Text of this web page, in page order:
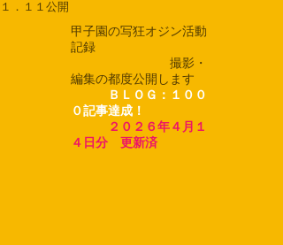
１．１１公開
甲子園の写狂オジン活動
記録
撮影・
編集の都度公開します
ＢＬＯＧ：１００
０記事達成！
２０２６年４月１
４日分 更新済